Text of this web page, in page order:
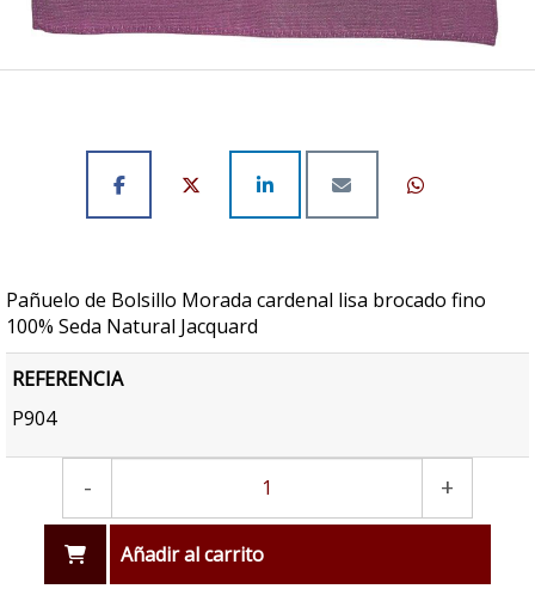
Pañuelo de Bolsillo Morada cardenal lisa brocado fino
100% Seda Natural Jacquard
REFERENCIA
P904
- +
Añadir al carrito